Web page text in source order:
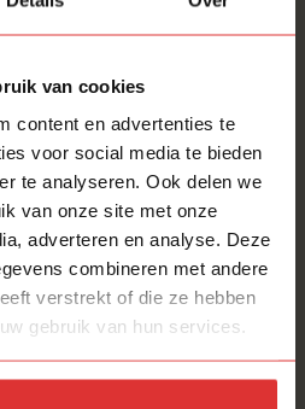
van cookies
content en advertenties te
voor social media te bieden
te analyseren. Ook delen we
van onze site met onze
adverteren en analyse. Deze
combineren met andere
verstrekt of die ze hebben
gebruik van hun services.
wij van10.00tot16.00uur
graag per mail of
dagelijks van maandag tot
binnengekomen berichten.
graag genieten van een
op zondag binnenkomen
beantwoord.